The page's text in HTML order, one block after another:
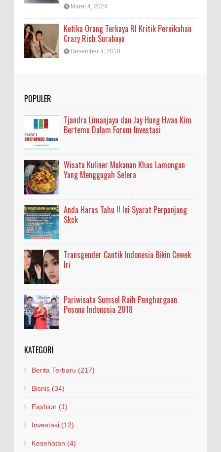
Maret 4, 2024
Ketika Orang Terkaya RI Kritik Pernikahan
Crazy Rich Surabaya
Desember 4, 2018
POPULER
Tjandra Limanjaya dan Jay Hung Hwan Kim
Bertemu Dalam Forum Investasi
Wisata Kuliner Makanan Khas Lamongan
Yang Menggugah Selera
Anda Harus Tahu !! Ini Syarat Perpanjang
Skck
Transgender Cantik Indonesia Bikin Cewek
Iri
Pariwisata Sumsel Raih Penghargaan
Pesona Indonesia 2018
KATEGORI
Berita Terbaru (217)
Bisnis (34)
Fashion (1)
Investasi (12)
Kesehatan (4)